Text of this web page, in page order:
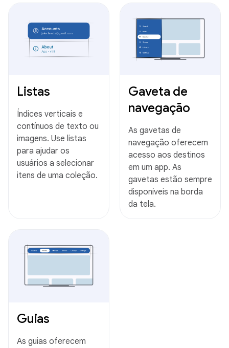
Listas
Índices verticais e
contínuos de texto ou
imagens. Use listas
para ajudar os
usuários a selecionar
itens de uma coleção.
Gaveta de
navegação
As gavetas de
navegação oferecem
acesso aos destinos
em um app. As
gavetas estão sempre
disponíveis na borda
da tela.
Guias
As guias oferecem